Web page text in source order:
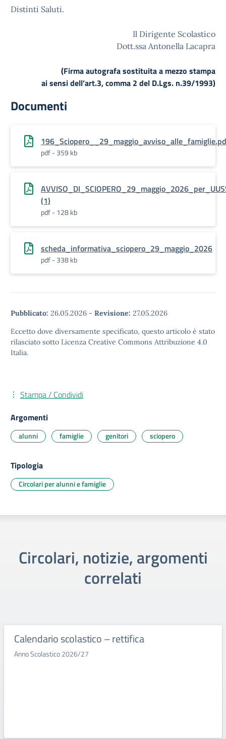
Distinti Saluti.
Il Dirigente Scolastico
Dott.ssa Antonella Lacapra
(Firma autografa sostituita a mezzo stampa
ai sensi dell’art.3, comma 2 del D.Lgs. n.39/1993)
Documenti
pdf - 359 kb
(1)
pdf - 128 kb
scheda_informativa_sciopero_29_maggio_2026
pdf - 338 kb
Pubblicato: 26.05.2026 - Revisione: 27.05.2026
Eccetto dove diversamente specificato, questo articolo è stato
rilasciato sotto Licenza Creative Commons Attribuzione 4.0
Italia.
Stampa / Condividi
Argomenti
alunni famiglie genitori sciopero
Tipologia
Circolari per alunni e famiglie
Circolari, notizie, argomenti
correlati
Calendario scolastico – rettifica
Anno Scolastico 2026/27